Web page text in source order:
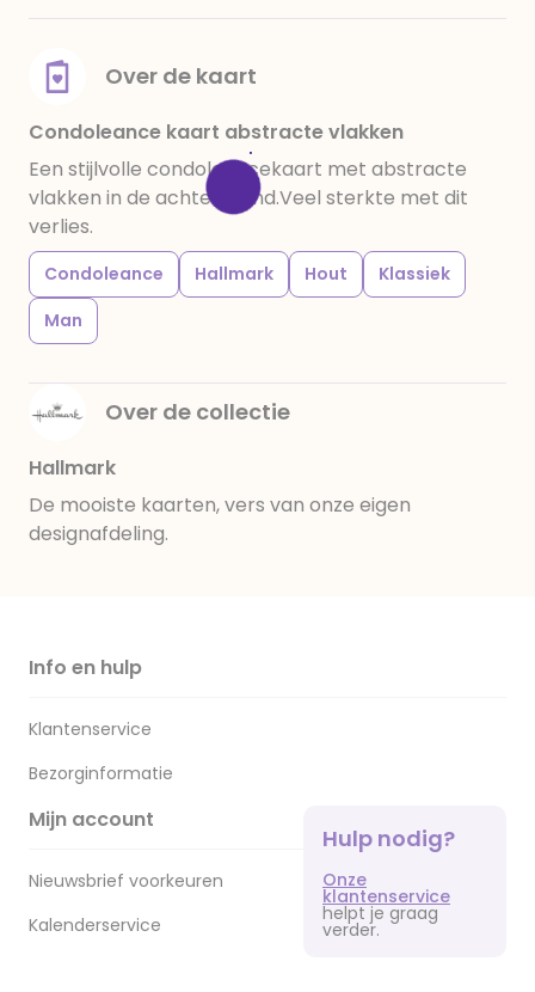
Over de kaart
Condoleance kaart abstracte vlakken
Een stijlvolle condoleancekaart met abstracte
vlakken in de achtergrond.Veel sterkte met dit
verlies.
Condoleance Hallmark Hout
Klassiek
Man
Over de collectie
Hallmark
De mooiste kaarten, vers van onze eigen
designafdeling.
Info en hulp
Klantenservice
Bezorginformatie
Mijn account
Nieuwsbrief voorkeuren
Kalenderservice
Hulp nodig?
Onze
klantenservice
helpt je graag
verder.